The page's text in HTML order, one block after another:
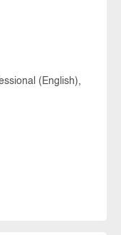
(English),